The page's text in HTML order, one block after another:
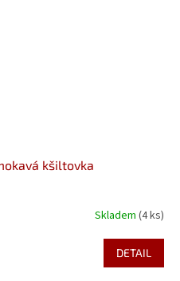
kšiltovka
Skladem (4 ks)
DETAIL